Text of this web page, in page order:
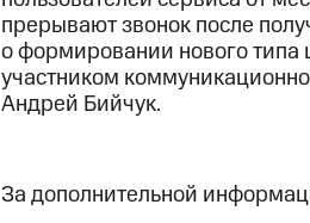
прерывают звонок после
о формировании нового типа
участником
Андрей Бийчук.
За дополнительной